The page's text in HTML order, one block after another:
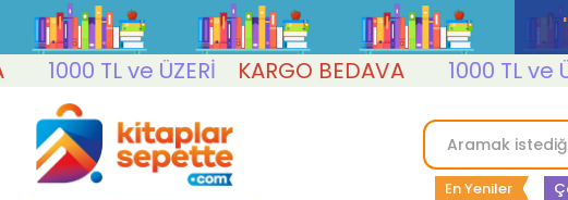
1000 TL ve ÜZERİ
KARGO BEDAVA 1000 TL ve
En Yeniler